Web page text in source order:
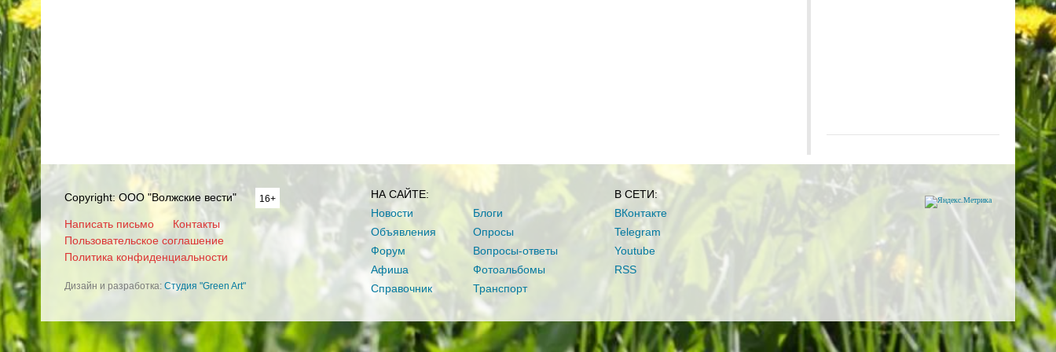
Copyright: ООО "Волжские вести" 16+
Написать письмо
Контакты
Пользовательское соглашение
Политика конфиденциальности
Дизайн и разработка: Студия "Green Art"
НА САЙТЕ:
Новости
Объявления
Форум
Афиша
Справочник
Блоги
Опросы
Вопросы-ответы
Фотоальбомы
Транспорт
В СЕТИ:
ВКонтакте
Telegram
Youtube
RSS